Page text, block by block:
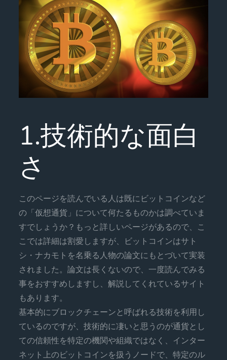
1.技術的な面白
さ
このページを読んでいる人は既にビットコインなど
の「仮想通貨」について何たるものかは調べていま
すでしょうか？もっと詳しいページがあるので、こ
こでは詳細は割愛しますが、ビットコインはサト
シ・ナカモトを名乗る人物の論文にもとづいて実装
されました。論文は長くないので、一度読んでみる
事をおすすめしますし、解説してくれているサイト
もあります。
基本的にブロックチェーンと呼ばれる技術を利用し
ているのですが、技術的に凄いと思うのが通貨とし
ての信頼性を特定の機関や組織ではなく、インター
ネット上のビットコインを扱うノードで、特定のル